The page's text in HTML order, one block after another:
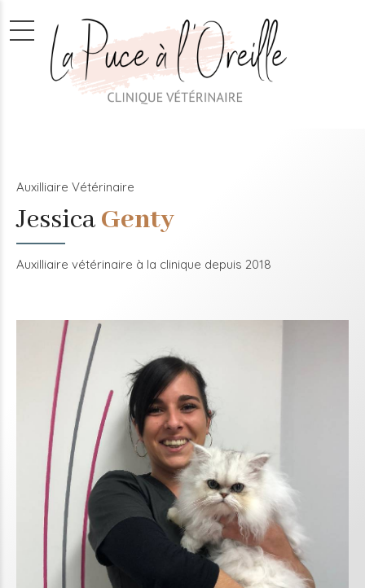
Auxilliaire Vétérinaire
JessicaGenty
Auxilliaire vétérinaire à la clinique depuis 2018